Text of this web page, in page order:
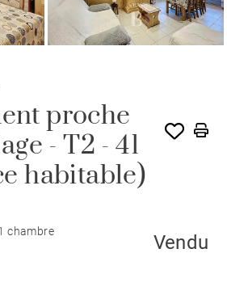
proche
- T2 - 41
habitable)
chambre
Vendu